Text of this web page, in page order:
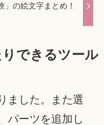
」の絵文字まとめ！
できるツール
ました。また選
パーツを追加し